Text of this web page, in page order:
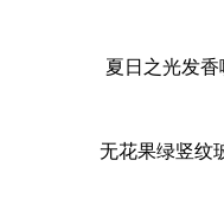
夏日之光发香
无花果绿竖纹